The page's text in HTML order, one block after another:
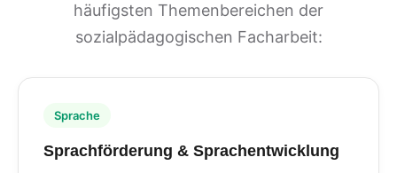
häufigsten Themenbereichen der
sozialpädagogischen Facharbeit:
Sprache
Sprachförderung & Sprachentwicklung